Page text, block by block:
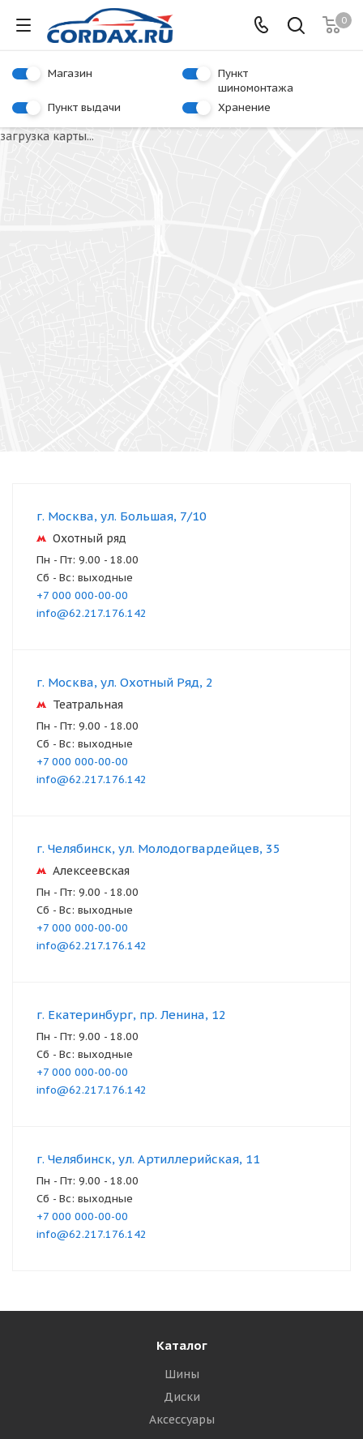
0
Магазин
Пункт
шиномонтажа
Пункт выдачи
Хранение
загрузка карты...
г. Москва, ул. Большая, 7/10
Охотный ряд
Пн - Пт: 9.00 - 18.00
Сб - Вс: выходные
+7 000 000-00-00
info@62.217.176.142
г. Москва, ул. Охотный Ряд, 2
Театральная
Пн - Пт: 9.00 - 18.00
Сб - Вс: выходные
+7 000 000-00-00
info@62.217.176.142
г. Челябинск, ул. Молодогвардейцев, 35
Алексеевская
Пн - Пт: 9.00 - 18.00
Сб - Вс: выходные
+7 000 000-00-00
info@62.217.176.142
г. Екатеринбург, пр. Ленина, 12
Пн - Пт: 9.00 - 18.00
Сб - Вс: выходные
+7 000 000-00-00
info@62.217.176.142
г. Челябинск, ул. Артиллерийская, 11
Пн - Пт: 9.00 - 18.00
Сб - Вс: выходные
+7 000 000-00-00
info@62.217.176.142
Каталог
Шины
Диски
Аксессуары